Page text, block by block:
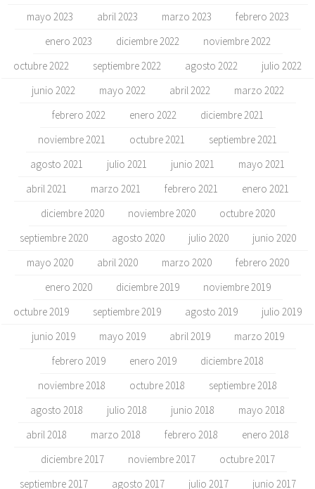
mayo 2023
abril 2023 marzo 2023
febrero 2023
enero 2023
diciembre 2022
noviembre 2022
octubre 2022
septiembre 2022 agosto 2022
julio 2022
junio 2022
mayo 2022 abril 2022
marzo 2022
febrero 2022
enero 2022
diciembre 2021
noviembre 2021
octubre 2021
septiembre 2021
agosto 2021
julio 2021 junio 2021
mayo 2021
abril 2021
marzo 2021 febrero 2021
enero 2021
diciembre 2020
noviembre 2020
octubre 2020
septiembre 2020
agosto 2020 julio 2020
junio 2020
mayo 2020
abril 2020 marzo 2020
febrero 2020
enero 2020
diciembre 2019
noviembre 2019
octubre 2019
septiembre 2019 agosto 2019
julio 2019
junio 2019
mayo 2019 abril 2019
marzo 2019
febrero 2019
enero 2019
diciembre 2018
noviembre 2018
octubre 2018
septiembre 2018
agosto 2018
julio 2018 junio 2018
mayo 2018
abril 2018
marzo 2018 febrero 2018
enero 2018
diciembre 2017
noviembre 2017
octubre 2017
septiembre 2017
agosto 2017 julio 2017 junio 2017